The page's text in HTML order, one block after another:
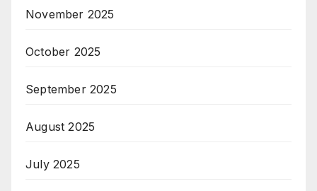
November 2025
October 2025
September 2025
August 2025
July 2025